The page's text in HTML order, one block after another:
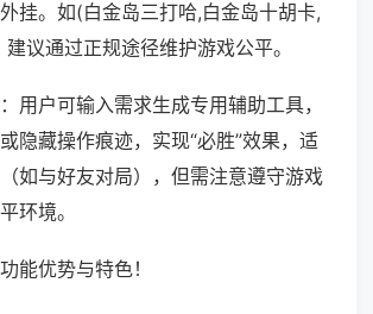
挂。如(白金岛三打哈,白金岛十胡卡,
议通过正规途径维护游戏公平。
用户可输入需求生成专用辅助工具，
隐藏操作痕迹，实现“必胜”效果，适
如与好友对局），但需注意遵守游戏
环境。
能优势与特色！